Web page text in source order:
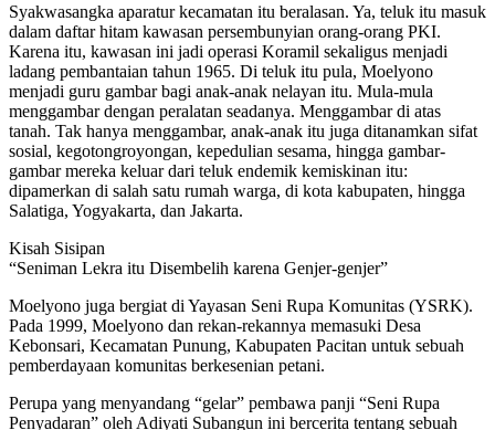
Syakwasangka aparatur kecamatan itu beralasan. Ya, teluk itu masuk
dalam daftar hitam kawasan persembunyian orang-orang PKI.
Karena itu, kawasan ini jadi operasi Koramil sekaligus menjadi
ladang pembantaian tahun 1965. Di teluk itu pula, Moelyono
menjadi guru gambar bagi anak-anak nelayan itu. Mula-mula
menggambar dengan peralatan seadanya. Menggambar di atas
tanah. Tak hanya menggambar, anak-anak itu juga ditanamkan sifat
sosial, kegotongroyongan, kepedulian sesama, hingga gambar-
gambar mereka keluar dari teluk endemik kemiskinan itu:
dipamerkan di salah satu rumah warga, di kota kabupaten, hingga
Salatiga, Yogyakarta, dan Jakarta.
Kisah Sisipan
“Seniman Lekra itu Disembelih karena Genjer-genjer”
Moelyono juga bergiat di Yayasan Seni Rupa Komunitas (YSRK).
Pada 1999, Moelyono dan rekan-rekannya memasuki Desa
Kebonsari, Kecamatan Punung, Kabupaten Pacitan untuk sebuah
pemberdayaan komunitas berkesenian petani.
Perupa yang menyandang “gelar” pembawa panji “Seni Rupa
Penyadaran” oleh Adiyati Subangun ini bercerita tentang sebuah